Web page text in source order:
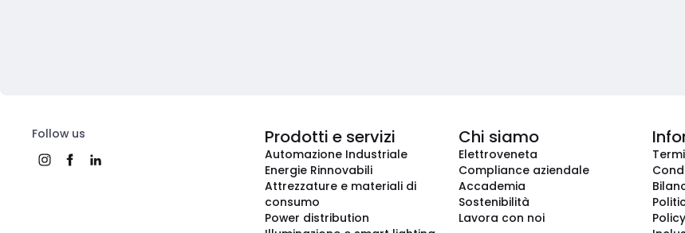
Follow us Prodotti e servizi
Automazione Industriale
Energie Rinnovabili
Attrezzature e materiali di
consumo
Power distribution
Chi siamo
Elettroveneta
Compliance aziendale
Accademia
Sostenibilità
Lavora con noi